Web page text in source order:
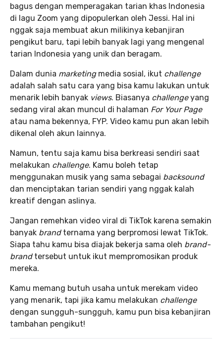
bagus dengan memperagakan tarian khas Indonesia
di lagu Zoom yang dipopulerkan oleh Jessi. Hal ini
nggak saja membuat akun milikinya kebanjiran
pengikut baru, tapi lebih banyak lagi yang mengenal
tarian Indonesia yang unik dan beragam.
Dalam dunia marketingmedia sosial, ikut challenge
adalah salah satu cara yang bisa kamu lakukan untuk
menarik lebih banyak views. Biasanya challengeyang
sedang viral akan muncul di halaman For Your Page
atau nama bekennya, FYP. Video kamu pun akan lebih
dikenal oleh akun lainnya.
Namun, tentu saja kamu bisa berkreasi sendiri saat
melakukan challenge. Kamu boleh tetap
menggunakan musik yang sama sebagai backsound
dan menciptakan tarian sendiri yang nggak kalah
kreatif dengan aslinya.
Jangan remehkan video viral di TikTok karena semakin
banyak brandternama yang berpromosi lewat TikTok.
Siapa tahu kamu bisa diajak bekerja sama oleh brand-
brandtersebut untuk ikut mempromosikan produk
mereka.
Kamu memang butuh usaha untuk merekam video
yang menarik, tapi jika kamu melakukan challenge
dengan sungguh-sungguh, kamu pun bisa kebanjiran
tambahan pengikut!